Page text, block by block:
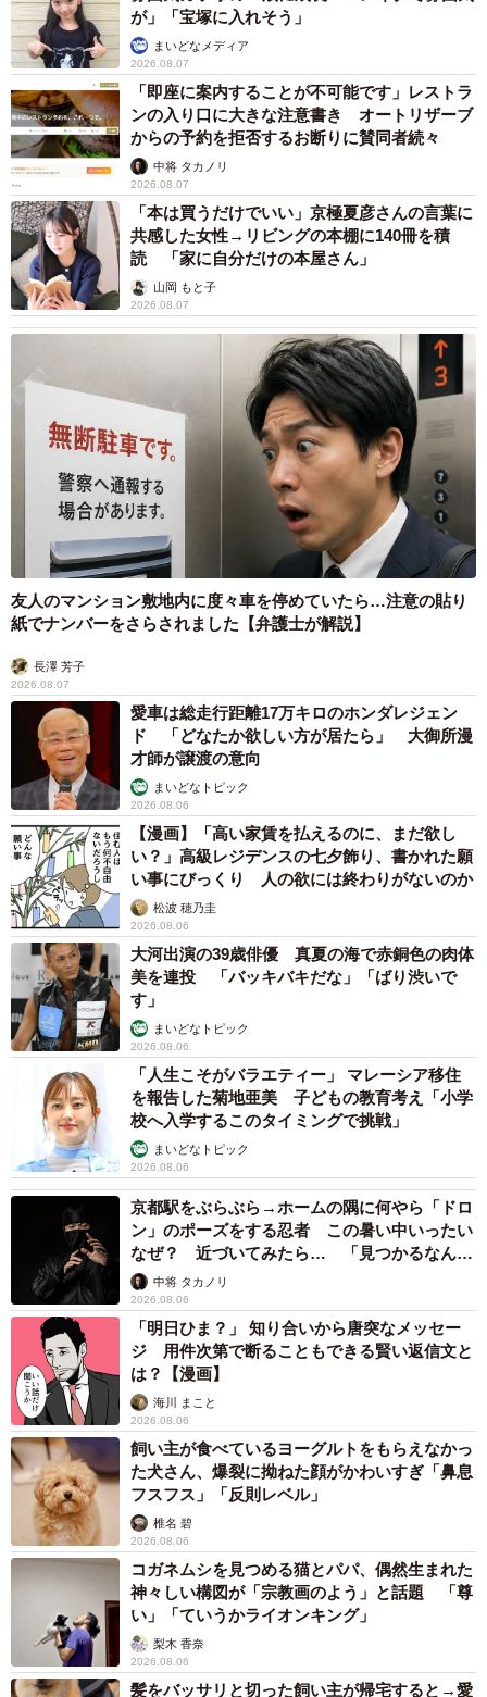
が」「宝塚に入れそう」
まいどなメディア
2026.08.07
「即座に案内することが不可能です」レストラ
ンの入り口に大きな注意書き オートリザーブ
からの予約を拒否するお断りに賛同者続々
中将 タカノリ
2026.08.07
「本は買うだけでいい」京極夏彦さんの言葉に
共感した女性→リビングの本棚に140冊を積
読 「家に自分だけの本屋さん」
山岡 もと子
2026.08.07
友人のマンション敷地内に度々車を停めていたら…注意の貼り
紙でナンバーをさらされました【弁護士が解説】
長澤 芳子
2026.08.07
愛車は総走行距離17万キロのホンダレジェン
ド 「どなたか欲しい方が居たら」 大御所漫
才師が譲渡の意向
まいどなトピック
2026.08.06
【漫画】「高い家賃を払えるのに、まだ欲し
い？」高級レジデンスの七夕飾り、書かれた願
い事にびっくり 人の欲には終わりがないのか
松波 穂乃圭
2026.08.06
大河出演の39歳俳優 真夏の海で赤銅色の肉体
美を連投 「バッキバキだな」「ばり渋いで
す」
まいどなトピック
2026.08.06
「人生こそがバラエティー」 マレーシア移住
を報告した菊地亜美 子どもの教育考え「小学
校へ入学するこのタイミングで挑戦」
まいどなトピック
2026.08.06
京都駅をぶらぶら→ホームの隅に何やら「ドロ
ン」のポーズをする忍者 この暑い中いったい
なぜ？ 近づいてみたら… 「見つかるなんて
未熟」中将 タカノリ
2026.08.06
「明日ひま？」 知り合いから唐突なメッセー
ジ 用件次第で断ることもできる賢い返信文と
は？【漫画】
海川 まこと
2026.08.06
飼い主が食べているヨーグルトをもらえなかっ
た犬さん、爆裂に拗ねた顔がかわいすぎ「鼻息
フスフス」「反則レベル」
椎名 碧
2026.08.06
コガネムシを見つめる猫とパパ、偶然生まれた
神々しい構図が「宗教画のよう」と話題 「尊
い」「ていうかライオンキング」
梨木 香奈
2026.08.06
髪をバッサリと切った飼い主が帰宅すると→愛